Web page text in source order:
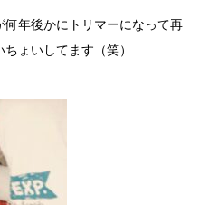
年後かにトリマーになって再
ょいしてます（笑）